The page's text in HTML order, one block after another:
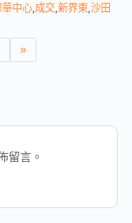
華中心 成交 新界東 沙田
»
留言。